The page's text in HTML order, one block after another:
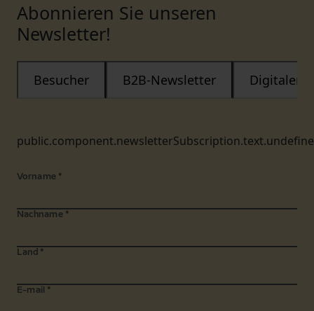
Abonnieren Sie unseren
Newsletter!
Besucher B2B-Newsletter Digitaler
Vorname *
Nachname *
Land *
E-mail *